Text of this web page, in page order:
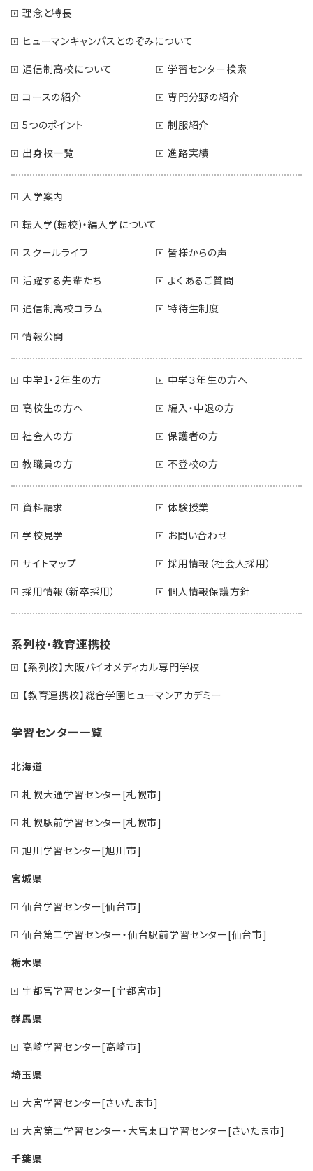
理念と特長
ヒューマンキャンパスとのぞみについて
通信制高校について
学習センター検索
コースの紹介
専門分野の紹介
5つのポイント
制服紹介
出身校一覧
進路実績
入学案内
転入学(転校)・編入学について
スクールライフ
皆様からの声
活躍する先輩たち
よくあるご質問
通信制高校コラム
特待生制度
情報公開
中学1・2年生の方
中学３年生の方へ
高校生の方へ
編入・中退の方
社会人の方
保護者の方
教職員の方
不登校の方
資料請求
体験授業
学校見学
お問い合わせ
サイトマップ
採用情報（社会人採用）
採用情報（新卒採用）
個人情報保護方針
系列校・教育連携校
【系列校】大阪バイオメディカル専門学校
【教育連携校】総合学園ヒューマンアカデミー
学習センター一覧
北海道
札幌大通学習センター[札幌市]
札幌駅前学習センター[札幌市]
旭川学習センター[旭川市]
宮城県
仙台学習センター[仙台市]
仙台第二学習センター・仙台駅前学習センター[仙台市]
栃木県
宇都宮学習センター[宇都宮市]
群馬県
高崎学習センター[高崎市]
埼玉県
大宮学習センター[さいたま市]
大宮第二学習センター・大宮東口学習センター[さいたま市]
千葉県